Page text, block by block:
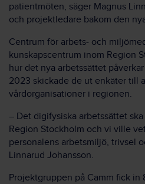
patientmöten, säger Magnus
och projektledare bakom den
Centrum för arbets- och
kunskapscentrum inom Region
hur det nya arbetssättet
2023 skickade de ut enkäter till
vårdorganisationer i regionen.
– Det digifysiska arbetssättet
Region Stockholm och vi ville
personalens arbetsmiljö, trivsel
Linnarud Johansson.
Projektgruppen på Camm fick in